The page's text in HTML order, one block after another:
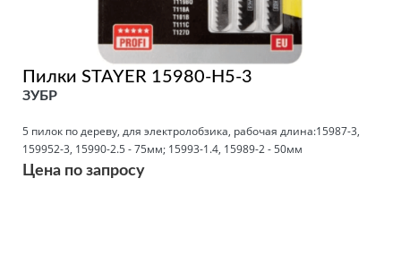
Пилки STAYER 15980-H5-3
ЗУБР
5 пилок по дереву, для электролобзика, рабочая длина:15987-3,
159952-3, 15990-2.5 - 75мм; 15993-1.4, 15989-2 - 50мм
Цена по запросу